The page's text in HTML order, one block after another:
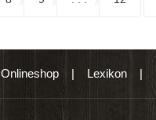
Onlineshop| Lexikon|